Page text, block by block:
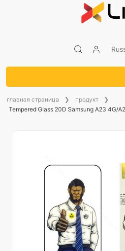
главная страница
продукт
Tempered Glass 20D Samsung A23 4G/